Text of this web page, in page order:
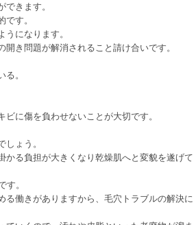
きます。
す。
になります。
き問題が解消されること請け合いです。
。
に傷を負わせないことが大切です。
ょう。
る負担が大きくなり乾燥肌へと変貌を遂げて
。
働きがありますから、毛穴トラブルの解決に